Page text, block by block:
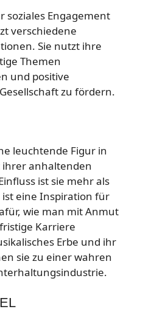
soziales Engagement
verschiedene
Sie nutzt ihre
Themen
und positive
zu fördern.
leuchtende Figur in
ihrer anhaltenden
ist sie mehr als
ist eine Inspiration für
wie man mit Anmut
Karriere
Erbe und ihr
sie zu einer wahren